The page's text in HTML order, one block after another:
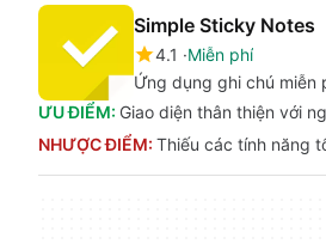
Simple Sticky Notes
4.1
Miễn phí
Ứng dụng ghi chú miễn
ƯU ĐIỂM: Giao diện thân thiện với
NHƯỢC ĐIỂM: Thiếu các tính năng